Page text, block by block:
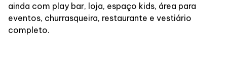
ainda com play bar, loja, espaço kids, área para
eventos, churrasqueira, restaurante e vestiário
completo.